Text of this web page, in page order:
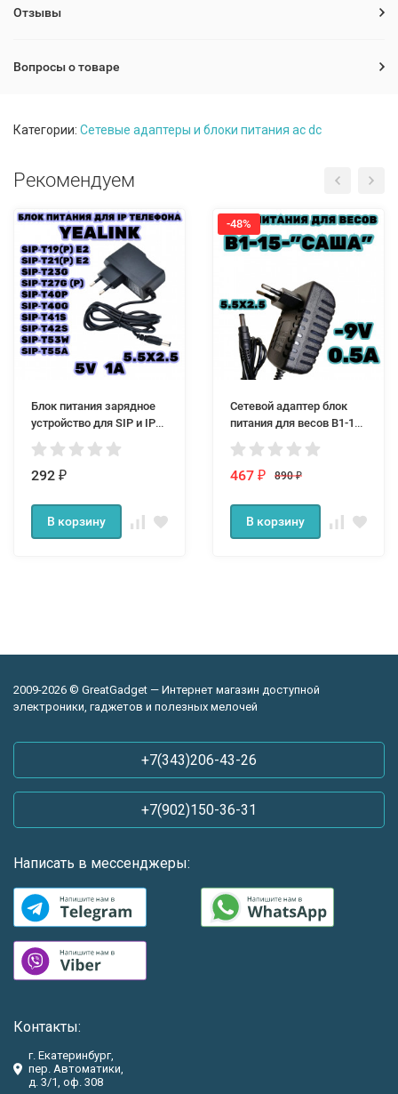
Отзывы
Вопросы о товаре
Категории: Сетевые адаптеры и блоки питания ac dc
Рекомендуем
Блок питания зарядное
устройство для SIP и IP
телефонов Yealink
сетевой адаптер 5в
292 ₽
В корзину
-48%
Сетевой адаптер блок
питания для весов В1-15-
САША зарядное
устройство -9в 0.5а
разъем 5.5мм
467 ₽ 890₽
В корзину
2009-2026 © GreatGadget — Интернет магазин доступной
электроники, гаджетов и полезных мелочей
+7(343)206-43-26
+7(902)150-36-31
Написать в мессенджеры:
Контакты:
г. Екатеринбург,
пер. Автоматики,
д. 3/1, оф. 308